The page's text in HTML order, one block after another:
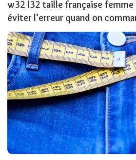
w32 l32 taille française
éviter l’erreur quand on